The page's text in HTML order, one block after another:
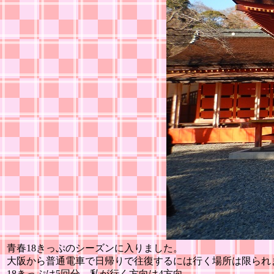
青春18きっぷのシーズンに入りました。
大阪から普通電車で日帰りで往復するには行く場所は限られ